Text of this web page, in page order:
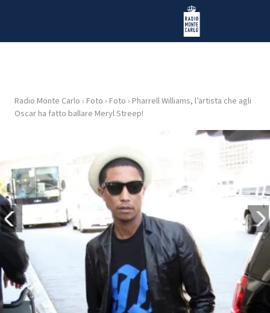
Radio Monte Carlo
HOME
WEB
RADIO
PLAYLIST
NEWS
FOTO
Radio Monte Carlo › Foto › Foto › Pharrell Williams, l’artista che agli
Oscar ha fatto ballare Meryl Streep!